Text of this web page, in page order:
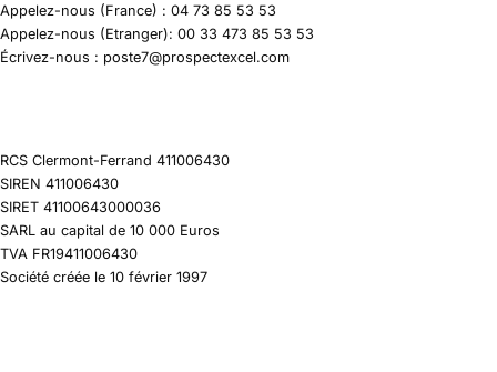
Appelez-nous (France) : 04 73 85 53 53
Appelez-nous (Etranger): 00 33 473 85 53 53
Écrivez-nous : poste7@prospectexcel.com
RCS Clermont-Ferrand 411006430
SIREN 411006430
SIRET 41100643000036
SARL au capital de 10 000 Euros
TVA FR19411006430
Société créée le 10 février 1997